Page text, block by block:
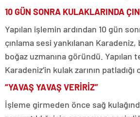
10 GÜN SONRA KULAKLARINDA
Yapılan işlemin ardından 10 gün
çınlama sesi yankılanan
boğaz uzmanına göründü. Yapılan
Karadeniz’in kulak zarının patladığı
“YAVAŞ YAVAŞ VERİRİZ”
İşleme girmeden önce sağ